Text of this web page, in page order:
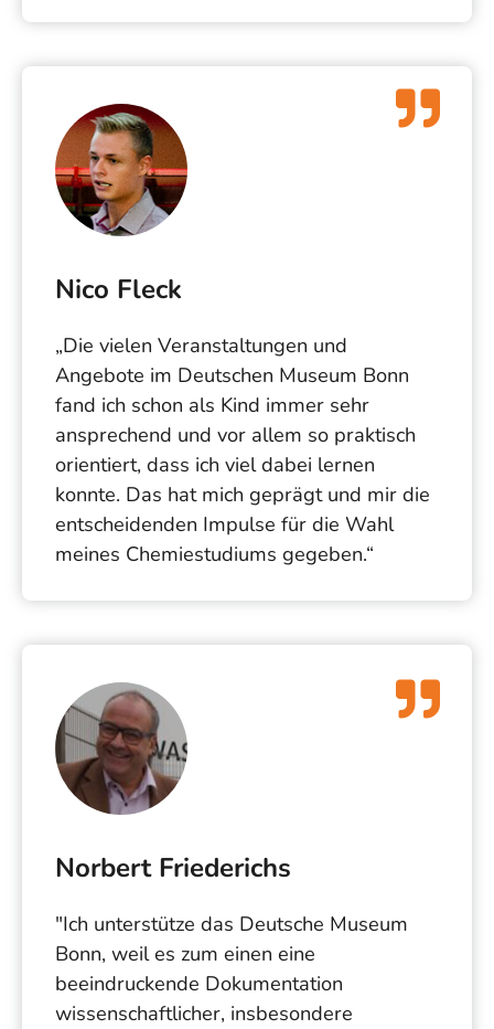
Nico Fleck
„Die vielen Veranstaltungen und
Angebote im Deutschen Museum Bonn
fand ich schon als Kind immer sehr
ansprechend und vor allem so praktisch
orientiert, dass ich viel dabei lernen
konnte. Das hat mich geprägt und mir die
entscheidenden Impulse für die Wahl
meines Chemiestudiums gegeben.“
Norbert Friederichs
"Ich unterstütze das Deutsche Museum
Bonn, weil es zum einen eine
beeindruckende Dokumentation
wissenschaftlicher, insbesondere